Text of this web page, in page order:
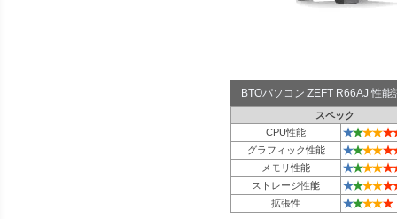
BTOパソコン ZEFT R66AJ 性
スペック
CPU性能
★★★★★
グラフィック性能 ★★★★★
メモリ性能 ★★★★★
ストレージ性能 ★★★★★
拡張性 ★★★★★